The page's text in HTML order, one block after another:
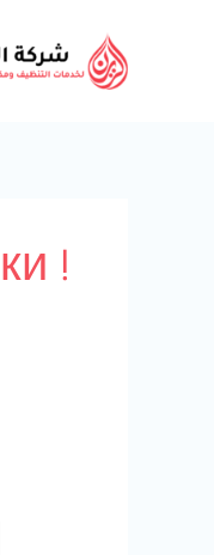
! Без Рубрики